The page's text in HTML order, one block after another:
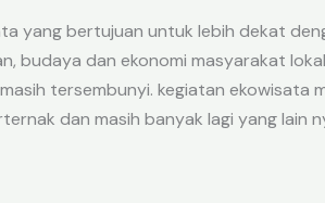
yang bertujuan untuk lebih dekat
budaya dan ekonomi masyarakat
tersembunyi. kegiatan ekowisata
dan masih banyak lagi yang lain